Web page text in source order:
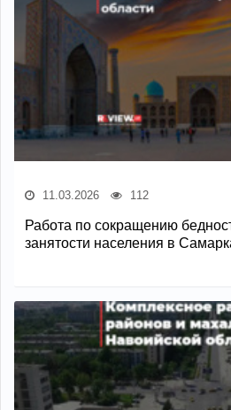
11.03.2026 112
Работа по сокращению
занятости населения в